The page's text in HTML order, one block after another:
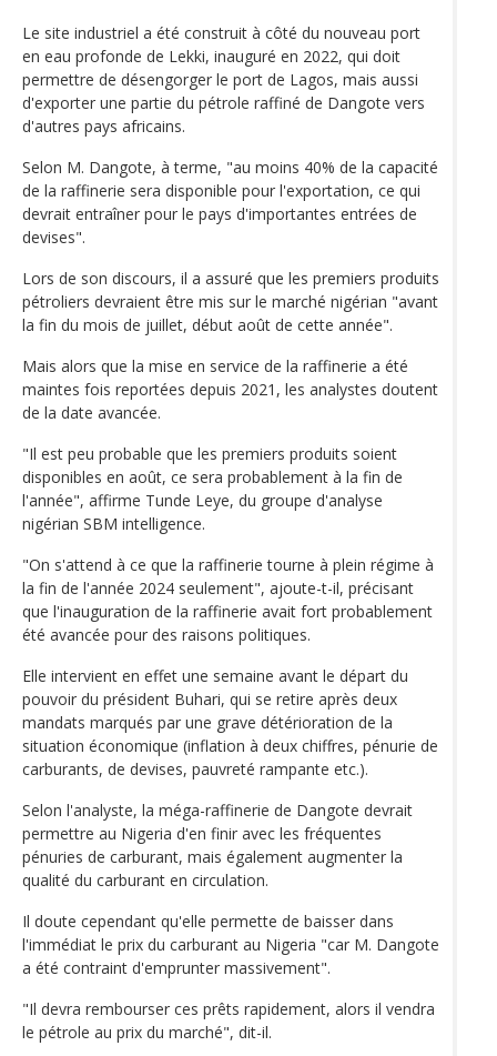
Le site industriel a été construit à côté du nouveau port
en eau profonde de Lekki, inauguré en 2022, qui doit
permettre de désengorger le port de Lagos, mais aussi
d'exporter une partie du pétrole raffiné de Dangote vers
d'autres pays africains.
Selon M. Dangote, à terme, "au moins 40% de la capacité
de la raffinerie sera disponible pour l'exportation, ce qui
devrait entraîner pour le pays d'importantes entrées de
devises".
Lors de son discours, il a assuré que les premiers produits
pétroliers devraient être mis sur le marché nigérian "avant
la fin du mois de juillet, début août de cette année".
Mais alors que la mise en service de la raffinerie a été
maintes fois reportées depuis 2021, les analystes doutent
de la date avancée.
"Il est peu probable que les premiers produits soient
disponibles en août, ce sera probablement à la fin de
l'année", affirme Tunde Leye, du groupe d'analyse
nigérian SBM intelligence.
"On s'attend à ce que la raffinerie tourne à plein régime à
la fin de l'année 2024 seulement", ajoute-t-il, précisant
que l'inauguration de la raffinerie avait fort probablement
été avancée pour des raisons politiques.
Elle intervient en effet une semaine avant le départ du
pouvoir du président Buhari, qui se retire après deux
mandats marqués par une grave détérioration de la
situation économique (inflation à deux chiffres, pénurie de
carburants, de devises, pauvreté rampante etc.).
Selon l'analyste, la méga-raffinerie de Dangote devrait
permettre au Nigeria d'en finir avec les fréquentes
pénuries de carburant, mais également augmenter la
qualité du carburant en circulation.
Il doute cependant qu'elle permette de baisser dans
l'immédiat le prix du carburant au Nigeria "car M. Dangote
a été contraint d'emprunter massivement".
"Il devra rembourser ces prêts rapidement, alors il vendra
le pétrole au prix du marché", dit-il.